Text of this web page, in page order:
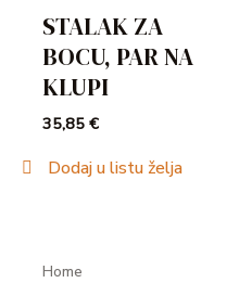
STALAK ZA
BOCU, PAR NA
KLUPI
35,85€
Dodaj u listu želja
Home